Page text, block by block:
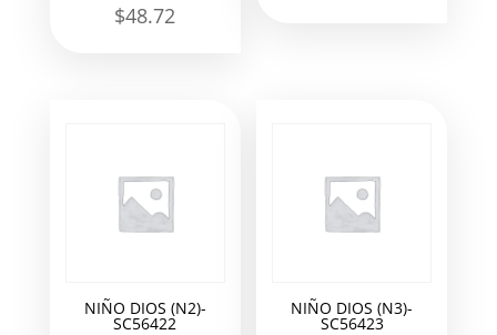
$48.72
NIÑO DIOS (N2)-
SC56422
NIÑO DIOS (N3)-
SC56423